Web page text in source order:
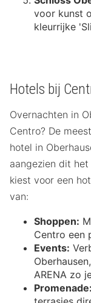
voor kunst
kleurrijke
Hotels bij
Overnachten in
Centro? De
hotel in
aangezien dit
kiest voor een
van:
Shoppen:
Centro een
Events:
ARENA zo
Promenade: